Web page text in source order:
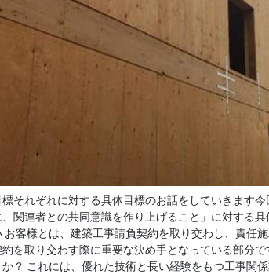
それぞれに対する具体目標のお話をしていきます
関連者との共同意識を作り上げること」に対する
お客様とは、建築工事請負契約を取り交わし、責任
を取り交わす際に重要な決め手となっている部分
？ これには、優れた技術と長い経験をもつ工事関